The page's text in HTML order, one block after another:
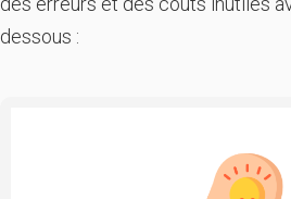
dessous :